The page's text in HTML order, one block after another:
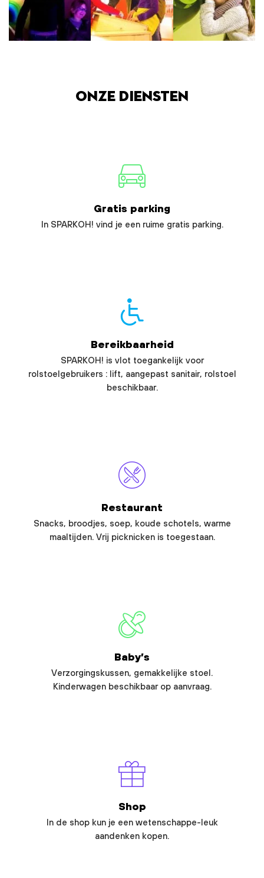
Onze diensten
Gratis parking
In SPARKOH! vind je een ruime gratis parking.
Bereikbaarheid
SPARKOH! is vlot toegankelijk voor
rolstoelgebruikers : lift, aangepast sanitair, rolstoel
beschikbaar.
Restaurant
Snacks, broodjes, soep, koude schotels, warme
maaltijden. Vrij picknicken is toegestaan.
Baby’s
Verzorgingskussen, gemakkelijke stoel.
Kinderwagen beschikbaar op aanvraag.
Shop
In de shop kun je een wetenschappe-leuk
aandenken kopen.